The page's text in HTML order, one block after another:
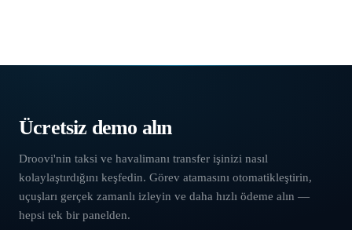
Ücretsiz demo alın
Droovi'nin taksi ve havalimanı transfer işinizi nasıl
kolaylaştırdığını keşfedin. Görev atamasını otomatikleştirin,
uçuşları gerçek zamanlı izleyin ve daha hızlı ödeme alın —
hepsi tek bir panelden.